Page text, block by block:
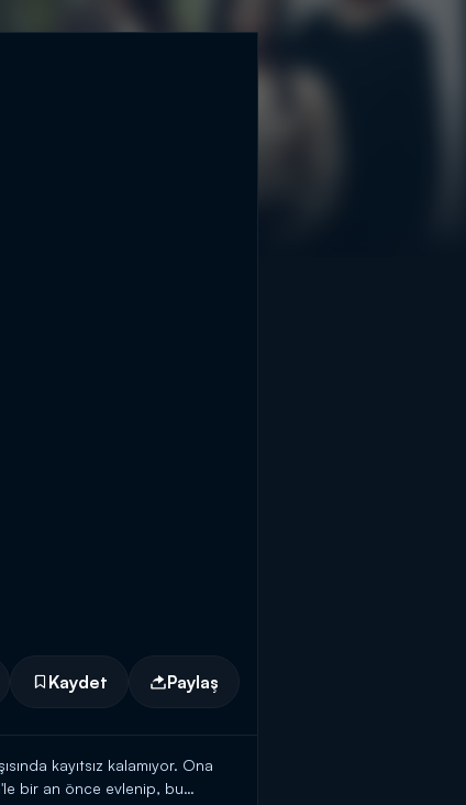
Kaydet Paylaş
kayıtsız kalamıyor. Ona
bir an önce evlenip, bu